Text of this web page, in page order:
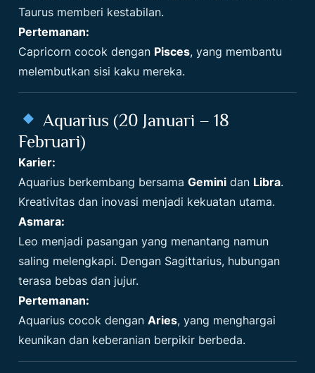
Taurus memberi kestabilan.
Pertemanan:
Capricorn cocok dengan Pisces, yang membantu
melembutkan sisi kaku mereka.
Aquarius (20 Januari – 18
Februari)
Karier:
Aquarius berkembang bersamaGemini dan Libra.
Kreativitas dan inovasi menjadi kekuatan utama.
Asmara:
Leo menjadi pasangan yang menantang namun
saling melengkapi. Dengan Sagittarius, hubungan
terasa bebas dan jujur.
Pertemanan:
Aquarius cocok denganAries, yang menghargai
keunikan dan keberanian berpikir berbeda.